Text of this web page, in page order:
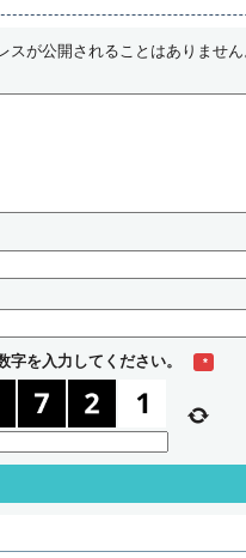
スが公開されることはありません
字を入力してください。 *